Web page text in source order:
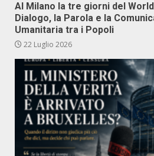
Al Milano la tre giorni del
Dialogo, la Parola e la
Umanitaria tra i Popoli
22 Luglio 2026